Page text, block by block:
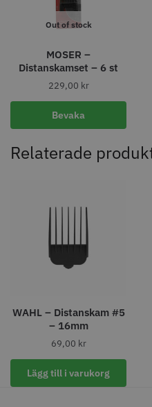
Out of stock
MOSER –
Distanskamset – 6 st
229,00 kr
Bevaka
Relaterade
WAHL – Distanskam #5
– 16mm
69,00 kr
Lägg till i varukorg
JRL - FreshFade 2020C
1599.00 kr
Info
STORSÄLJARE
WAHL - Legend Cordless
1849.00 kr
8% Rabatt
Info Köp